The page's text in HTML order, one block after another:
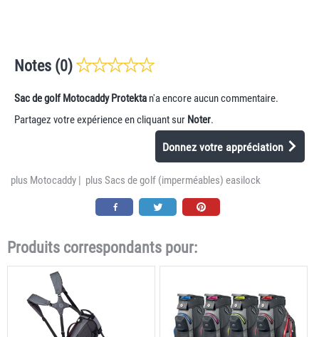
Notes (0)
Sac de golf Motocaddy Protekta n'a encore aucun commentaire.
Partagez votre expérience en cliquant sur Noter.
Donnez votre appréciation
plus Motocaddy plus Sacs de golf (imperméables) easilock
Produits correspondants pour: